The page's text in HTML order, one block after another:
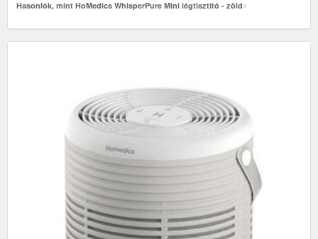
Hasonlók, mint HoMedics WhisperPure Mini légtisztító - zöld